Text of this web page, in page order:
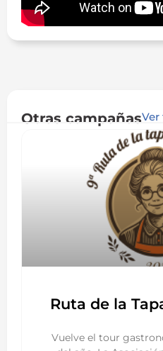
Otras campañasVer
Ruta de la
Vuelve el tour